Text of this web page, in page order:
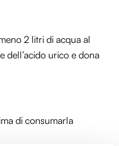
2 litri di acqua al
dell’acido urico e dona
di consumarla